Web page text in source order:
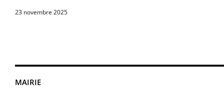
MAIRIE
23 novembre 2025